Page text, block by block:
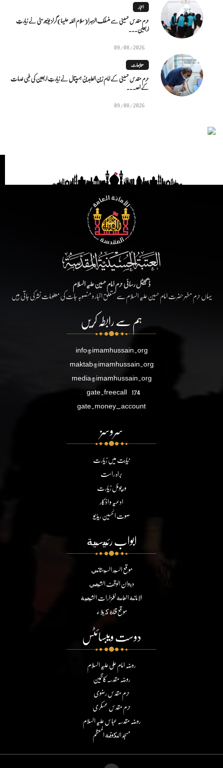
اخبار
حرم مقدس حسینی سے منسلک الزہرا (سلام اللہ علیہا) گرلز یونیورسٹی نے زیارتِ
اربعین...
09/08/2026
متابعات
حرم مقدس حسینی کے امام زین العابدینؑ ہسپتال نے زیارتِ اربعین کی طبی خدمات
کے اعد...
09/08/2026
ڈیجیٹل رسائی حرم امام حسین علیہ السلام
یہاں حرم مطہر حضرت امام حسین علیہ السلام سے متعلق اخبار و منصوبہ جات کی معلومات نشر کی جاتی ہیں
ہم سے رابطہ کریں
info@imamhussain.org
maktab@imamhussain.org
media@imamhussain.org
gate.freecall 174
gate.money_account
سروسز
نیابت میں زیارت
براہ راست
ورچوئل زیارت
ادعیہ و اذکار
صوت الحسین ریڈیو
ابواب رئيسية
موقع السيد السيستاني
ديوان الوقف الشيعي
الامانة العامة للمزارات الشيعية
موقع قناة كربلاء
دوست ویبسائٹس
روضہ امام علی علیہ السلام
روضہ مقدسہ کاظمین
حرم مقدس رضوی
حرم مقدس عسکری
روضہ مقدسہ عباس علیہ السلام
مسجد الكوفة المعظم